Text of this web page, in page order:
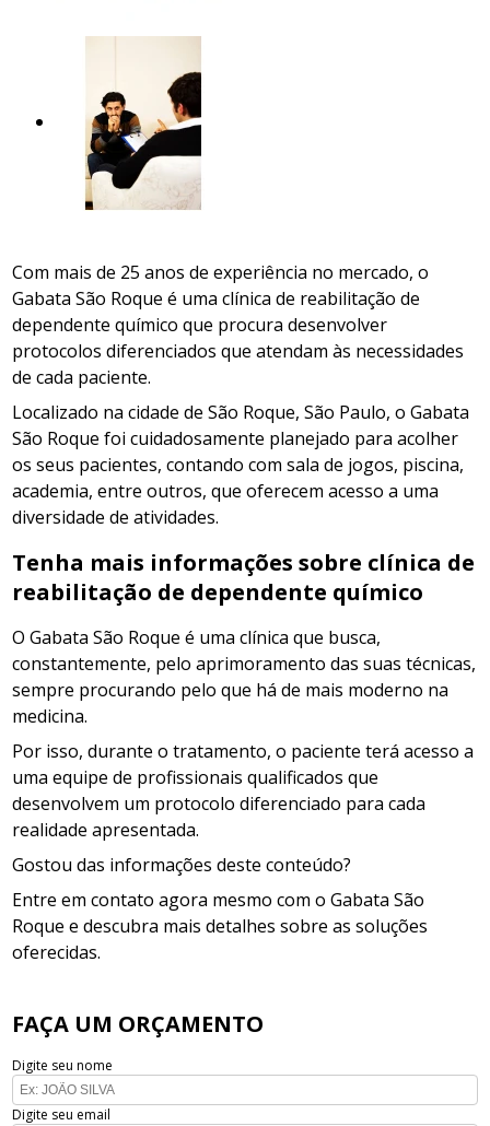
Com mais de 25 anos de experiência no mercado, o
Gabata São Roque é uma clínica de reabilitação de
dependente químico que procura desenvolver
protocolos diferenciados que atendam às necessidades
de cada paciente.
Localizado na cidade de São Roque, São Paulo, o Gabata
São Roque foi cuidadosamente planejado para acolher
os seus pacientes, contando com sala de jogos, piscina,
academia, entre outros, que oferecem acesso a uma
diversidade de atividades.
Tenha mais informações sobre clínica de
reabilitação de dependente químico
O Gabata São Roque é uma clínica que busca,
constantemente, pelo aprimoramento das suas técnicas,
sempre procurando pelo que há de mais moderno na
medicina.
Por isso, durante o tratamento, o paciente terá acesso a
uma equipe de profissionais qualificados que
desenvolvem um protocolo diferenciado para cada
realidade apresentada.
Gostou das informações deste conteúdo?
Entre em contato agora mesmo com o Gabata São
Roque e descubra mais detalhes sobre as soluções
oferecidas.
FAÇA UM ORÇAMENTO
Digite seu nome
Digite seu email